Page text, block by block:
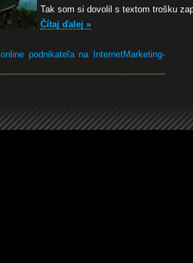
Tak som si dovolil s textom trošku
Čítaj ďalej »